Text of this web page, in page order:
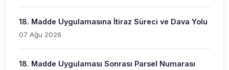
18. Madde Uygulamasına İtiraz Süreci ve Dava Yolu
07 Ağu 2026
18. Madde Uygulaması Sonrası Parsel Numarası